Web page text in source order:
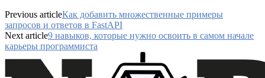
Previous articleКак добавить множественные примеры
запросов и ответов в FastAPI
Next article9 навыков, которые нужно освоить в самом начале
карьеры программиста